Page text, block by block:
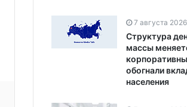
7 августа 2026
Структура
массы
обогнали
населения